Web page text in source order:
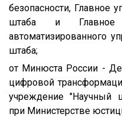
безопасности, Главное
штаба и
автоматизированного
штаба;
от Минюста России -
цифровой
учреждение "Научный
при Министерстве